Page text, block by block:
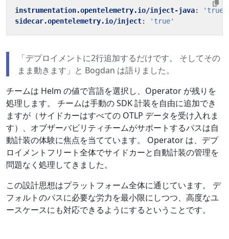
instrumentation.opentelemetry.io/inject-java:
'true'
sidecar.opentelemetry.io/inject: 'true'
「デプロイメントに2行追加するだけです。 そしてその
まま動きます」と Bogdan は語りました。
チームは Helm の値で言語を選択し、Operator が残りを
処理します。 チームは手動の SDK 計装を自由に追加でき
ますが（サイドカーはすべての OTLP データを受け入れま
す）、オブザーバビリティチームがサポートするパスは自
動計装の体験に焦点を当てています。 Operator は、デプ
ロイメントフリート全体でサイドカーと自動計装の管理を
問題なく処理してきました。
この設計思想はプラットフォーム全体に通じています。 デ
フォルトのパスに必要な労力を最小限にしつつ、高度なユ
ースケースにも対応できるようにするということです。